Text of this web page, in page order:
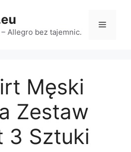
Allegro bez tajemnic.
Menu
Męski
Zestaw
3 Sztuki